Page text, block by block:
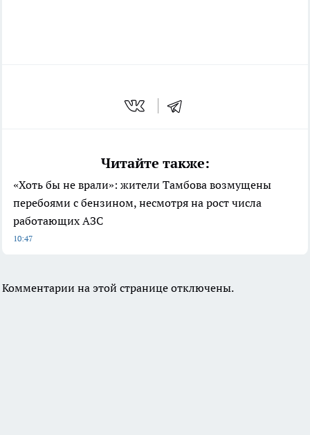
Читайте также:
«Хоть бы не врали»: жители Тамбова возмущены
перебоями с бензином, несмотря на рост числа
работающих АЗС
10:47
Комментарии на этой странице отключены.